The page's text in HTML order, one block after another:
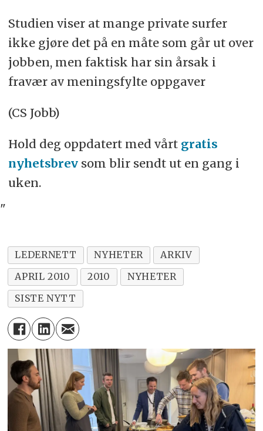
Studien viser at mange private surfer
ikke gjøre det på en måte som går ut over
jobben, men faktisk har sin årsak i
fravær av meningsfylte oppgaver
(CS Jobb)
Hold deg oppdatert med vårt gratis
nyhetsbrevsom blir sendt ut en gang i
uken.
"
LEDERNETT NYHETER
ARKIV
APRIL 2010
2010
NYHETER
SISTE NYTT